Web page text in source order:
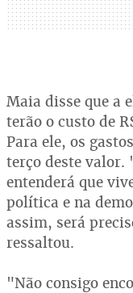
Maia disse que a
terão o custo de
Para ele, os
terço deste
entenderá que
política e na
assim, será
ressaltou.
"Não consigo